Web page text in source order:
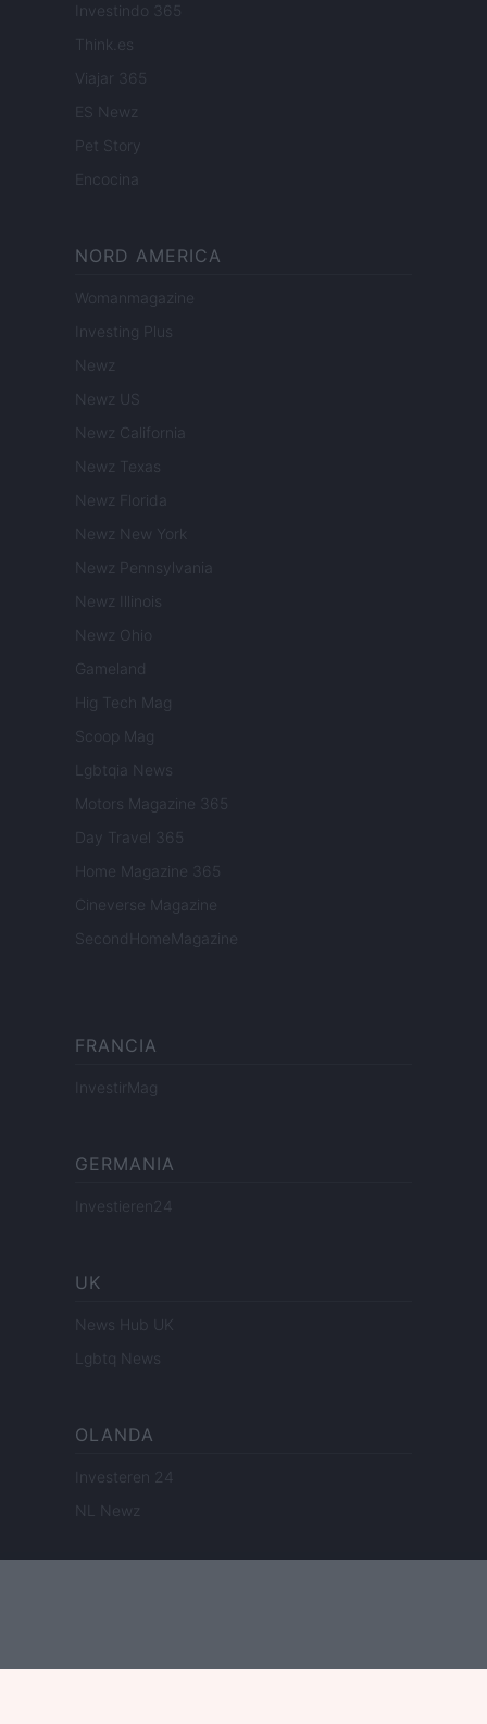
Investindo 365
Think.es
Viajar 365
ES Newz
Pet Story
Encocina
NORD AMERICA
Womanmagazine
Investing Plus
Newz
Newz US
Newz California
Newz Texas
Newz Florida
Newz New York
Newz Pennsylvania
Newz Illinois
Newz Ohio
Gameland
Hig Tech Mag
Scoop Mag
Lgbtqia News
Motors Magazine 365
Day Travel 365
Home Magazine 365
Cineverse Magazine
SecondHomeMagazine
FRANCIA
InvestirMag
GERMANIA
Investieren24
UK
News Hub UK
Lgbtq News
OLANDA
Investeren 24
NL Newz